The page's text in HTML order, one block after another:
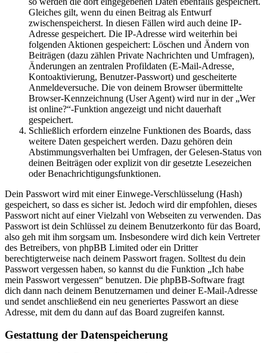
Gleiches gilt, wenn du einen Beitrag als Entwurf
zwischenspeicherst. In diesen Fällen wird auch deine IP-
Adresse gespeichert. Die IP-Adresse wird weiterhin bei
folgenden Aktionen gespeichert: Löschen und Ändern von
Beiträgen (dazu zählen Private Nachrichten und Umfragen),
Änderungen an zentralen Profildaten (E-Mail-Adresse,
Kontoaktivierung, Benutzer-Passwort) und gescheiterte
Anmeldeversuche. Die von deinem Browser übermittelte
Browser-Kennzeichnung (User Agent) wird nur in der „Wer
ist online?“-Funktion angezeigt und nicht dauerhaft
gespeichert.
Schließlich erfordern einzelne Funktionen des Boards, dass
weitere Daten gespeichert werden. Dazu gehören dein
Abstimmungsverhalten bei Umfragen, der Gelesen-Status von
deinen Beiträgen oder explizit von dir gesetzte Lesezeichen
oder Benachrichtigungsfunktionen.
Dein Passwort wird mit einer Einwege-Verschlüsselung (Hash)
gespeichert, so dass es sicher ist. Jedoch wird dir empfohlen, dieses
Passwort nicht auf einer Vielzahl von Webseiten zu verwenden. Das
Passwort ist dein Schlüssel zu deinem Benutzerkonto für das Board,
also geh mit ihm sorgsam um. Insbesondere wird dich kein Vertreter
des Betreibers, von phpBB Limited oder ein Dritter
berechtigterweise nach deinem Passwort fragen. Solltest du dein
Passwort vergessen haben, so kannst du die Funktion „Ich habe
mein Passwort vergessen“ benutzen. Die phpBB-Software fragt
dich dann nach deinem Benutzernamen und deiner E-Mail-Adresse
und sendet anschließend ein neu generiertes Passwort an diese
Adresse, mit dem du dann auf das Board zugreifen kannst.
Gestattung der Datenspeicherung